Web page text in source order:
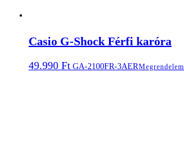
Casio G-Shock Férfi karóra
49.990 Ft GA-2100FR-3AERMegrendelem